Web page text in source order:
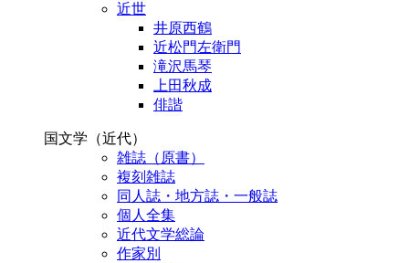
近世
井原西鶴
近松門左衛門
滝沢馬琴
上田秋成
俳諧
国文学（近代）
雑誌（原書）
複刻雑誌
同人誌・地方誌・一般誌
個人全集
近代文学総論
作家別